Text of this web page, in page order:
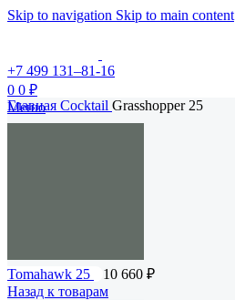
Skip to navigation Skip to main content
+7 499 131–81-16
0 0 ₽
Меню
Главная Cocktail Grasshopper 25
Tomahawk 25 10 660 ₽
Назад к товарам